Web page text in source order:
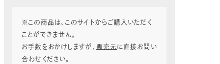
※この商品は、このサイトからご購入いただく
ことができません。
お手数をおかけしますが、 販売元に直接お問い
合わせください。